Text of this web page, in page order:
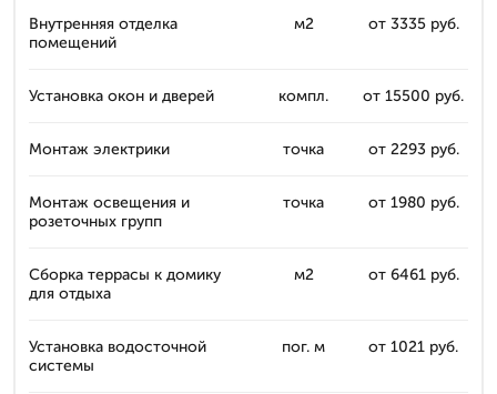
Внутренняя отделка
помещений
м2 от 3335 руб.
Установка окон и дверей компл. от 15500 руб.
Монтаж электрики точка от 2293 руб.
Монтаж освещения и
розеточных групп
точка от 1980 руб.
Сборка террасы к домику
для отдыха
м2 от 6461 руб.
Установка водосточной
системы
пог. м от 1021 руб.